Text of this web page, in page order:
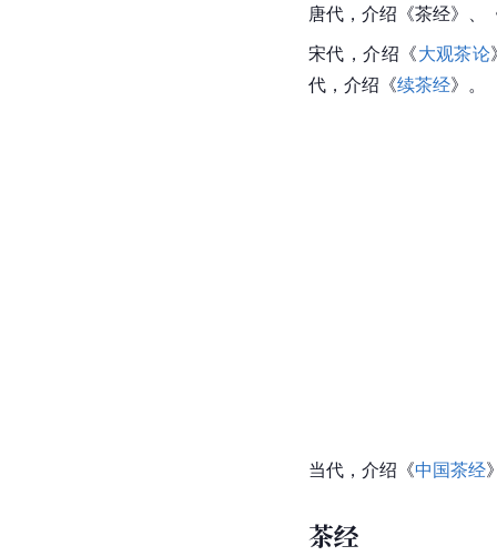
唐代 ，介绍《茶经》、
宋代，介绍《大观茶论
代，介绍《续茶经》。
当代，介绍《中国茶经
茶经